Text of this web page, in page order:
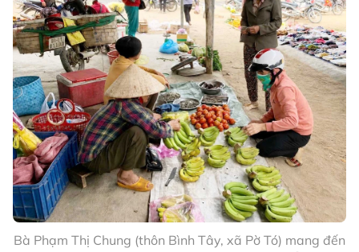
Bà Phạm Thị Chung (thôn Bình Tây, xã Pờ Tó) mang đến